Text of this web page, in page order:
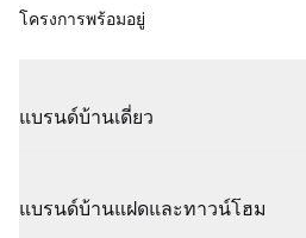
โครงการพร้อมอยู่
แบรนด์บ้านเดี่ยว
แบรนด์บ้านแฝดและทาวน์โฮม